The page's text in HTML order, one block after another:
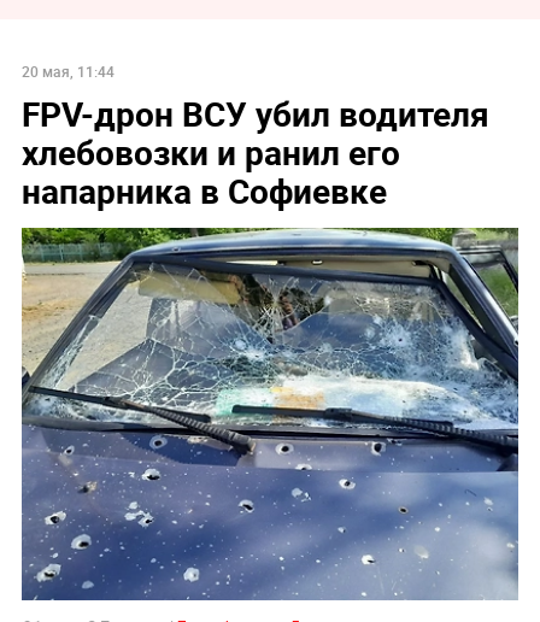
20 мая, 11:44
FPV-дрон ВСУ убил водителя
хлебовозки и ранил его
напарника в Софиевке